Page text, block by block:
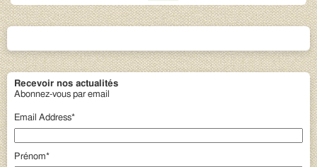
Recevoir nos actualités
Abonnez-vous par email
Email Address*
Prénom*